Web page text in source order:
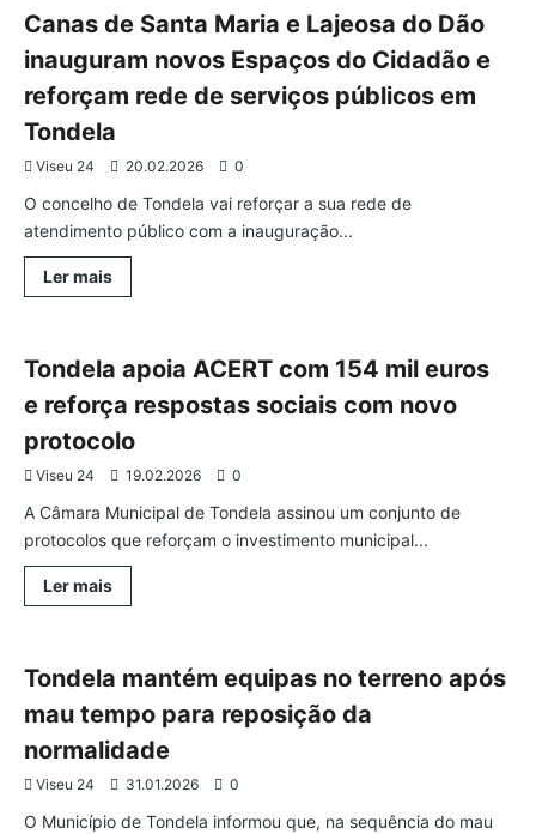
presença
na
e
se
destino
excelência
Canas de Santa Maria e Lajeosa do Dão
inauguram novos Espaços do Cidadão e
reforçam rede de serviços públicos em
Tondela
Viseu 24 20.02.2026 0
O concelho de Tondela vai reforçar a sua rede de
atendimento público com a inauguração...
Ler maisLeia
mais
Maria
Lajeosa
Dão
novos
do
Cidadão
e
de
serviços
Tondela Região
Tondela apoia ACERT com 154 mil euros
e reforça respostas sociais com novo
protocolo
Viseu 24 19.02.2026 0
A Câmara Municipal de Tondela assinou um conjunto de
protocolos que reforçam o investimento municipal...
Ler maisLeia
mais
com
mil
e
respostas
com
Tondela
Tondela mantém equipas no terreno após
mau tempo para reposição da
normalidade
Viseu 24 31.01.2026 0
O Município de Tondela informou que, na sequência do mau